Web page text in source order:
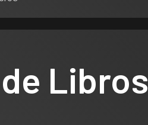
Libros